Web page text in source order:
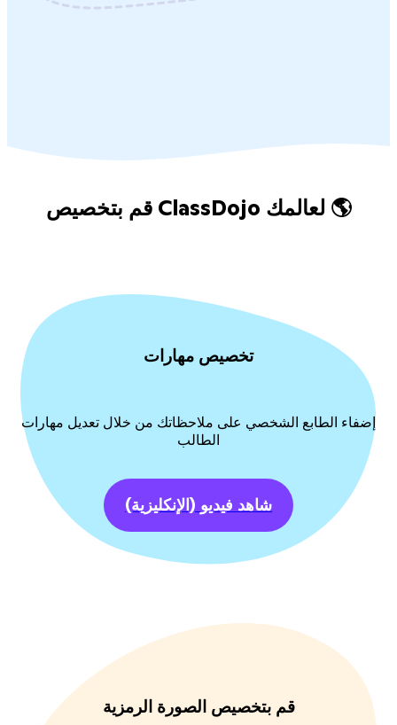
قم بتخصيص ClassDojo لعالمك 🌎
تخصيص مهارات
إضفاء الطابع الشخصي على ملاحظاتك من خلال تعديل مهارات
الطالب
شاهد فيديو (الإنكليزية)
قم بتخصيص الصورة الرمزية